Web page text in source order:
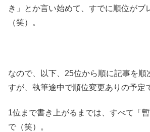
き」とか言い始めて、すでに順位がブ
（笑）。
なので、以下、25位から順に記事を順
すが、執筆途中で順位変更ありの予定
1位まで書き上がるまでは、すべて「
で（笑）。